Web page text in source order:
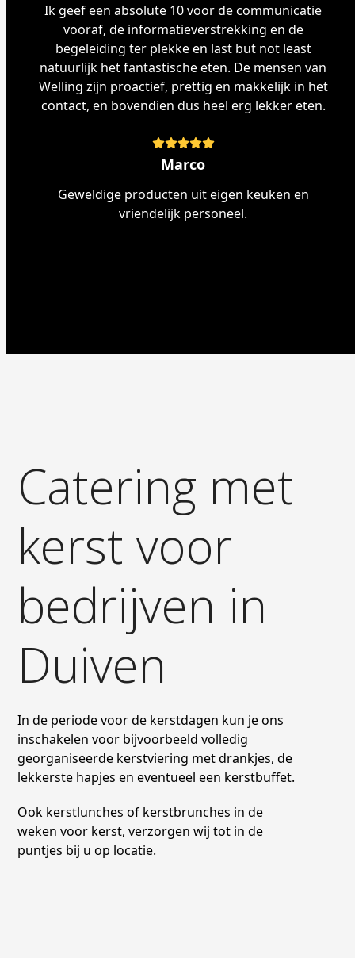
Ik geef een absolute 10 voor de communicatie
vooraf, de informatieverstrekking en de
begeleiding ter plekke en last but not least
natuurlijk het fantastische eten. De mensen van
Welling zijn proactief, prettig en makkelijk in het
contact, en bovendien dus heel erg lekker eten.
Rating:
Marco
Geweldige producten uit eigen keuken en
vriendelijk personeel.
Catering met
kerst voor
bedrijven in
Duiven
In de periode voor de kerstdagen kun je ons
inschakelen voor bijvoorbeeld volledig
georganiseerde kerstviering met drankjes, de
lekkerste hapjes en eventueel een kerstbuffet.
Ook kerstlunches of kerstbrunches in de
weken voor kerst, verzorgen wij tot in de
puntjes bij u op locatie.